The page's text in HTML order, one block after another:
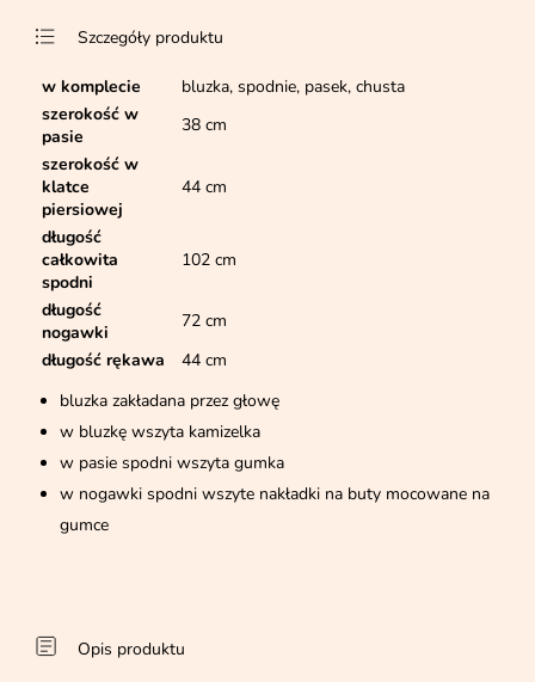
Szczegóły produktu
w komplecie
bluzka, spodnie, pasek, chusta
szerokość w
pasie
38 cm
szerokość w
klatce
piersiowej
44 cm
długość
całkowita
spodni
102 cm
długość
nogawki
72 cm
długość rękawa
44 cm
bluzka zakładana przez głowę
w bluzkę wszyta kamizelka
w pasie spodni wszyta gumka
w nogawki spodni wszyte nakładki na buty mocowane na
gumce
Opis produktu